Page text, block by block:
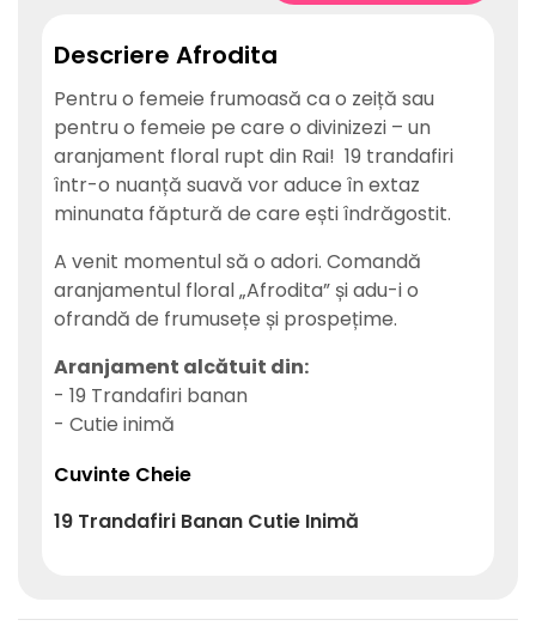
Descriere Afrodita
Pentru o femeie frumoasă ca o zeiță sau
pentru o femeie pe care o divinizezi – un
aranjament floral rupt din Rai! 19 trandafiri
într-o nuanță suavă vor aduce în extaz
minunata făptură de care ești îndrăgostit.
A venit momentul să o adori. Comandă
aranjamentul floral „Afrodita” și adu-i o
ofrandă de frumusețe și prospețime.
Aranjament alcătuit din:
- 19 Trandafiri banan
- Cutie inimă
Cuvinte Cheie
19 Trandafiri Banan Cutie Inimă